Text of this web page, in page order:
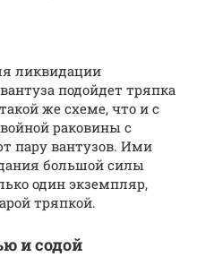
ликвидации
подойдет тряпка
же схеме, что и с
раковины с
пару вантузов. Ими
большой силы
один экземпляр,
тряпкой.
и содой